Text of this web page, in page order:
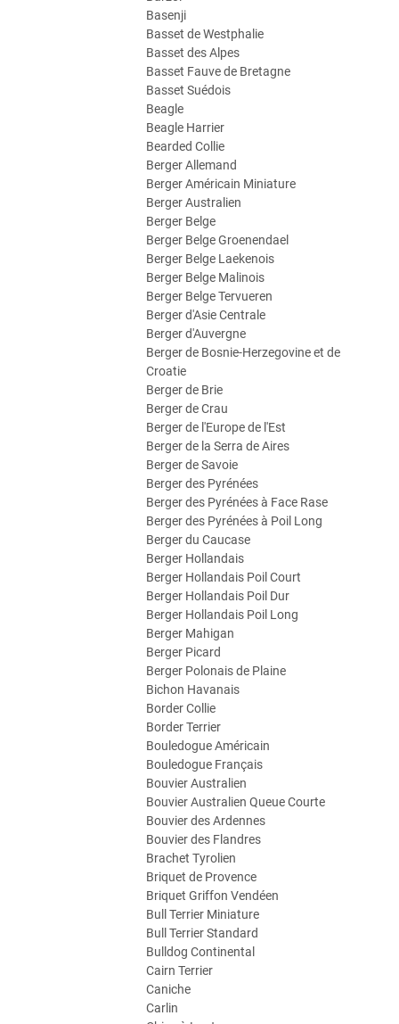
Basenji
Basset de Westphalie
Basset des Alpes
Basset Fauve de Bretagne
Basset Suédois
Beagle
Beagle Harrier
Bearded Collie
Berger Allemand
Berger Américain Miniature
Berger Australien
Berger Belge
Berger Belge Groenendael
Berger Belge Laekenois
Berger Belge Malinois
Berger Belge Tervueren
Berger d'Asie Centrale
Berger d'Auvergne
Berger de Bosnie-Herzegovine et de
Croatie
Berger de Brie
Berger de Crau
Berger de l'Europe de l'Est
Berger de la Serra de Aires
Berger de Savoie
Berger des Pyrénées
Berger des Pyrénées à Face Rase
Berger des Pyrénées à Poil Long
Berger du Caucase
Berger Hollandais
Berger Hollandais Poil Court
Berger Hollandais Poil Dur
Berger Hollandais Poil Long
Berger Mahigan
Berger Picard
Berger Polonais de Plaine
Bichon Havanais
Border Collie
Border Terrier
Bouledogue Américain
Bouledogue Français
Bouvier Australien
Bouvier Australien Queue Courte
Bouvier des Ardennes
Bouvier des Flandres
Brachet Tyrolien
Briquet de Provence
Briquet Griffon Vendéen
Bull Terrier Miniature
Bull Terrier Standard
Bulldog Continental
Cairn Terrier
Caniche
Carlin